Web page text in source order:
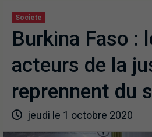
Societe
Burkina Faso :
acteurs de la
reprennent du
jeudi le 1 octobre 2020